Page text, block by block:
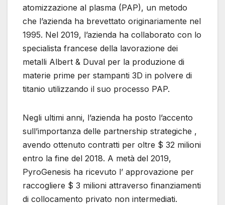
atomizzazione al plasma (PAP), un metodo
che l’azienda ha brevettato originariamente nel
1995. Nel 2019, l’azienda ha collaborato con lo
specialista francese della lavorazione dei
metalli Albert & Duval per la produzione di
materie prime per stampanti 3D in polvere di
titanio utilizzando il suo processo PAP.
Negli ultimi anni, l’azienda ha posto l’accento
sull’importanza delle partnership strategiche ,
avendo ottenuto contratti per oltre $ 32 milioni
entro la fine del 2018. A metà del 2019,
PyroGenesis ha ricevuto l’ approvazione per
raccogliere $ 3 milioni attraverso finanziamenti
di collocamento privato non intermediati.